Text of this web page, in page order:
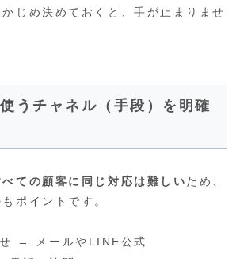
かじめ決めておくと、手が止まりませ
うチャネル（手段）を明確
べての顧客に同じ対応は難しいため、
ポイントです。
→ メールやLINE公式